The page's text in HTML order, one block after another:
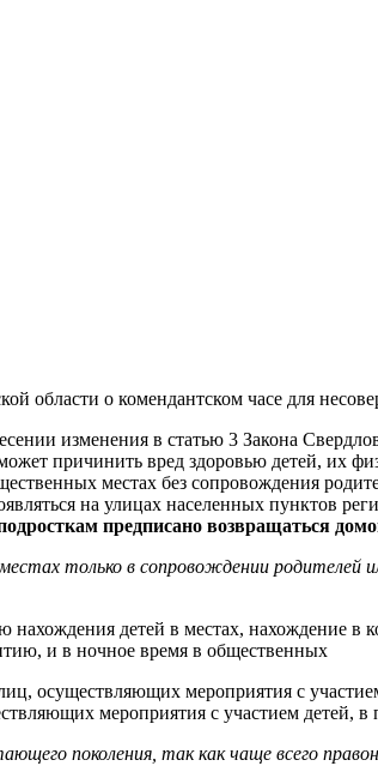
области о комендантском часе для
изменения в статью 3 Закона
причинить вред здоровью детей, их
местах без сопровождения
на улицах населенных пунктов
предписано возвращаться
только в сопровождении родителей
детей в местах, нахождение в
и в ночное время в общественных
осуществляющих мероприятия с
мероприятия с участием детей, в
поколения, так как чаще всего